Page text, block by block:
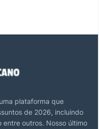
plataforma que
de 2026, incluindo
entre outros. Nosso último